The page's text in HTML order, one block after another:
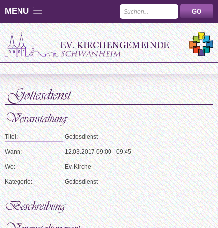
MENU
Titel: Gottesdienst
Wann: 12.03.2017 09:00 - 09:45
Wo: Ev. Kirche
Kategorie: Gottesdienst